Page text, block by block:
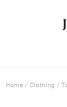
Home / Clothing /